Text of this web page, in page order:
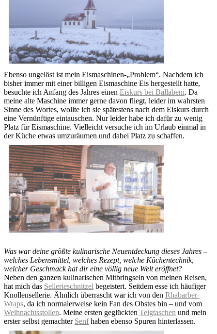
Ebenso ungelöst ist mein Eismaschinen-„Problem“. Nachdem ich
bisher immer mit einer billigen Eismaschine Eis hergestellt hatte,
besuchte ich Anfang des Jahres einen Eiskurs bei Ballabeni. Da
meine alte Maschine immer gerne davon fliegt, leider im wahrsten
Sinne des Wortes, wollte ich sie spätestens nach dem Eiskurs durch
eine Vernünftige eintauschen. Nur leider habe ich dafür zu wenig
Platz für Eismaschine. Vielleicht versuche ich im Urlaub einmal in
der Küche etwas umzuräumen und dabei Platz zu schaffen.
Was war deine größte kulinarische Neuentdeckung dieses Jahres –
welches Lebensmittel, welches Rezept, welche Küchentechnik,
welcher Geschmack hat dir eine völlig neue Welt eröffnet?
Neben den ganzen kulinarischen Mitbringseln von meinen Reisen,
hat mich das Sellerieschnitzel begeistert. Seitdem esse ich häufiger
Knollensellerie. Ähnlich überrascht war ich von den Rhabarber-
Wraps, da ich normalerweise kein Fan des Obstes bin – und vom
Weihnachtsstollen. Meine ersten geglückten Teigtaschen und mein
erster selbst gemachter Senfhaben ebenso Spuren hinterlassen.